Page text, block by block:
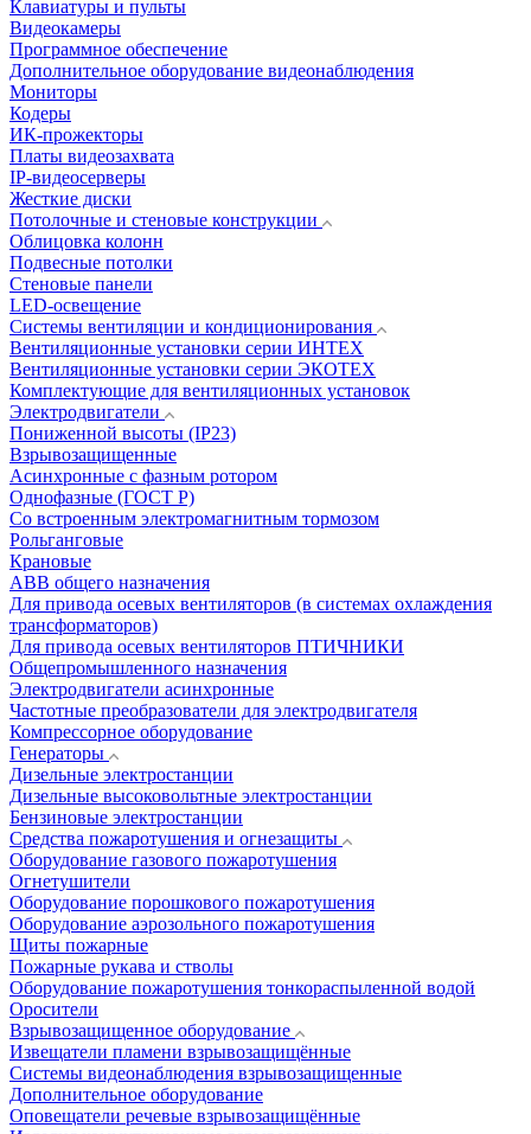
Клавиатуры и пульты
Видеокамеры
Программное обеспечение
Дополнительное оборудование видеонаблюдения
Мониторы
Кодеры
ИК-прожекторы
Платы видеозахвата
IP-видеосерверы
Жесткие диски
Потолочные и стеновые конструкции
Облицовка колонн
Подвесные потолки
Стеновые панели
LED-освещение
Системы вентиляции и кондиционирования
Вентиляционные установки серии ИНТЕХ
Вентиляционные установки серии ЭКОТЕХ
Комплектующие для вентиляционных установок
Электродвигатели
Пониженной высоты (IP23)
Взрывозащищенные
Асинхронные с фазным ротором
Однофазные (ГОСТ Р)
Со встроенным электромагнитным тормозом
Рольганговые
Крановые
АВВ общего назначения
Для привода осевых вентиляторов (в системах охлаждения
трансформаторов)
Для привода осевых вентиляторов ПТИЧНИКИ
Общепромышленного назначения
Электродвигатели асинхронные
Частотные преобразователи для электродвигателя
Компрессорное оборудование
Генераторы
Дизельные электростанции
Дизельные высоковольтные электростанции
Бензиновые электростанции
Средства пожаротушения и огнезащиты
Оборудование газового пожаротушения
Огнетушители
Оборудование порошкового пожаротушения
Оборудование аэрозольного пожаротушения
Щиты пожарные
Пожарные рукава и стволы
Оборудование пожаротушения тонкораспыленной водой
Оросители
Взрывозащищенное оборудование
Извещатели пламени взрывозащищённые
Системы видеонаблюдения взрывозащищенные
Дополнительное оборудование
Оповещатели речевые взрывозащищённые